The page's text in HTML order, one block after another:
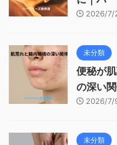
2026/7/
未分類
便秘が
の深い
2026/7/
未分類